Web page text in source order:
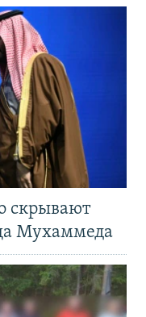
скрывают
Мухаммеда